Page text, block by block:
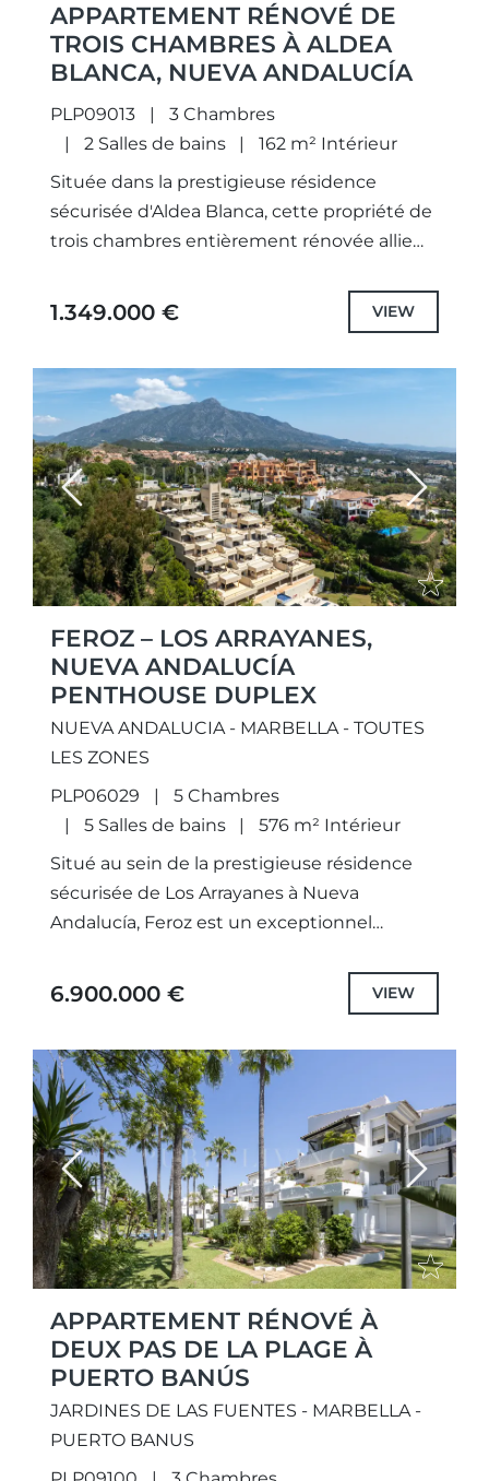
APPARTEMENT RÉNOVÉ DE
TROIS CHAMBRES À ALDEA
BLANCA, NUEVA ANDALUCÍA
PLP09013
3 Chambres
2 Salles de bains
162 m² Intérieur
Située dans la prestigieuse résidence
sécurisée d'Aldea Blanca, cette propriété de
trois chambres entièrement rénovée allie
méditerranéenne intemporelle au savoir-
faire scandinave d'exception.Conçu par le
1.349.000 € VIEW
Previous Next
FEROZ – LOS ARRAYANES,
NUEVA ANDALUCÍA
PENTHOUSE DUPLEX
NUEVA ANDALUCIA - MARBELLA - TOUTES
LES ZONES
PLP06029
5 Chambres
5 Salles de bains
576 m² Intérieur
Situé au sein de la prestigieuse résidence
sécurisée de Los Arrayanes à Nueva
Andalucía, Feroz est un exceptionnel
luxueux à Marbella. Offrant environ...
6.900.000 € VIEW
Previous Next
APPARTEMENT RÉNOVÉ À
DEUX PAS DE LA PLAGE À
PUERTO BANÚS
JARDINES DE LAS FUENTES - MARBELLA -
PUERTO BANUS